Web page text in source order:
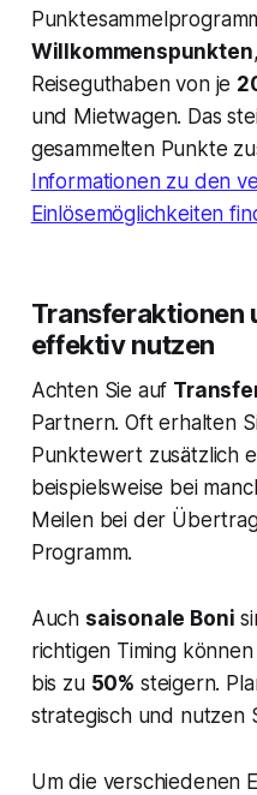
Willkommenspunkten
Reiseguthaben von je
und Mietwagen. Das
gesammelten Punkte
Informationen zu den
Einlösemöglichkeiten
Transferaktionen
effektiv nutzen
Achten Sie auf
Partnern. Oft erhalten
Punktewert zusätzlich
beispielsweise bei
Meilen bei der
Programm.
Auch saisonale Boni
richtigen Timing
bis zu 50% steigern.
strategisch und nutzen
Um die verschiedenen